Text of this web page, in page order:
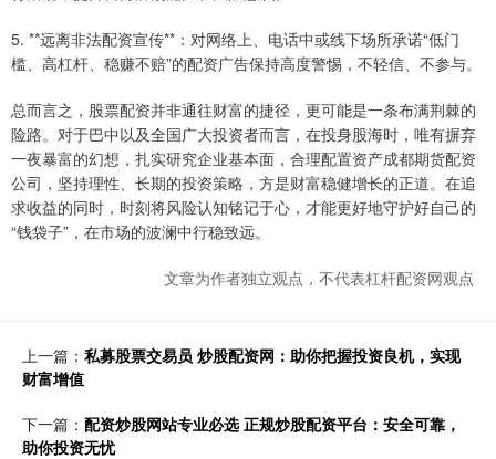
5. **远离非法配资宣传**：对网络上、电话中或线下场所承诺“低门
槛、高杠杆、稳赚不赔”的配资广告保持高度警惕，不轻信、不参与。
总而言之，股票配资并非通往财富的捷径，更可能是一条布满荆棘的
险路。对于巴中以及全国广大投资者而言，在投身股海时，唯有摒弃
一夜暴富的幻想，扎实研究企业基本面，合理配置资产成都期货配资
公司，坚持理性、长期的投资策略，方是财富稳健增长的正道。在追
求收益的同时，时刻将风险认知铭记于心，才能更好地守护好自己的
“钱袋子”，在市场的波澜中行稳致远。
文章为作者独立观点，不代表杠杆配资网观点
上一篇： 私募股票交易员 炒股配资网：助你把握投资良机，实现
财富增值
下一篇： 配资炒股网站专业必选 正规炒股配资平台：安全可靠，
助你投资无忧